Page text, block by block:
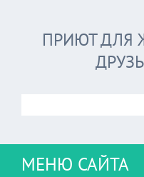
ПРИЮТ ДЛЯ
МЕНЮ САЙТА